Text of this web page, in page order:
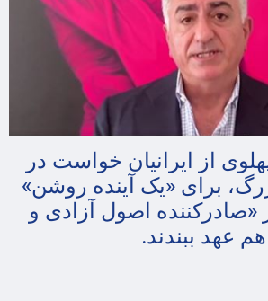
از ایرانیان خواست در
برای «یک آینده روشن»
«صادرکننده اصول آزادی و
عهد ببندند.